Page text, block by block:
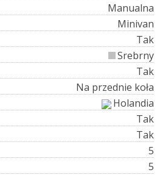
Manualna
Minivan
Tak
Srebrny
Tak
Na przednie koła
Holandia
Tak
Tak
5
5